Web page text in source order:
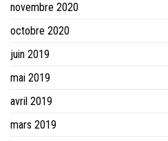
novembre 2020
octobre 2020
juin 2019
mai 2019
avril 2019
mars 2019